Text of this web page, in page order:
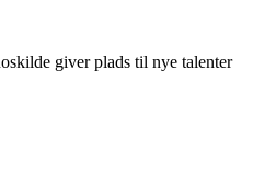
giver plads til nye talenter